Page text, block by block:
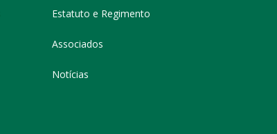
Estatuto e Regimento
Associados
Notícias